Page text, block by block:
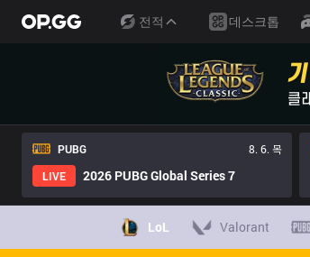
전적 데스크톱
PUBG
8. 6. 목
LIVE
2026 PUBG Global Series 7
LoL Valorant